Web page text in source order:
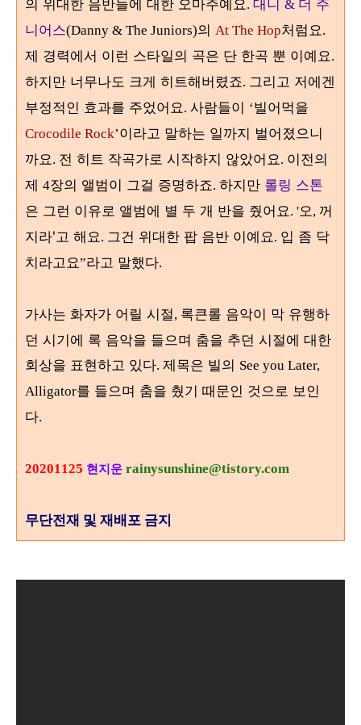
의 위대한 음반들에 대한 오마주예요. 대니 & 더 주
니어스(Danny & The Juniors)의 At The Hop처럼요.
제 경력에서 이런 스타일의 곡은 단 한곡 뿐 이예요.
하지만 너무나도 크게 히트해버렸죠. 그리고 저에겐
부정적인 효과를 주었어요. 사람들이 ‘빌어먹을
Crocodile Rock’이라고 말하는 일까지 벌어졌으니
까요. 전 히트 작곡가로 시작하지 않았어요. 이전의
제 4장의 앨범이 그걸 증명하죠. 하지만 롤링 스톤
은 그런 이유로 앨범에 별 두 개 반을 줬어요. '오, 꺼
지라'고 해요. 그건 위대한 팝 음반 이예요. 입 좀 닥
치라고요”라고 말했다.
가사는 화자가 어릴 시절, 록큰롤 음악이 막 유행하
던 시기에 록 음악을 들으며 춤을 추던 시절에 대한
회상을 표현하고 있다. 제목은 빌의 See you Later,
Alligator를 들으며 춤을 췄기 때문인 것으로 보인
다.
20201125 현지운 rainysunshine@tistory.com
무단전재 및 재배포 금지